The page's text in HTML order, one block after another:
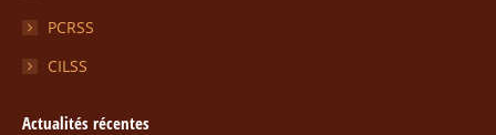
PCRSS
CILSS
Actualités récentes